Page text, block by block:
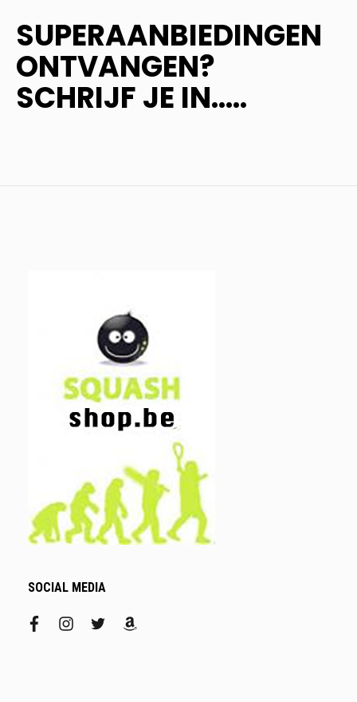
SUPERAANBIEDINGEN
ONTVANGEN?
SCHRIJF JE IN.....
SOCIAL MEDIA
facebookinstagram
twitteramazon